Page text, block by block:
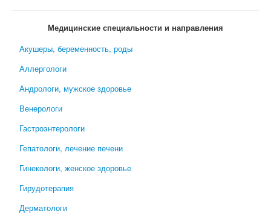
Медицинские специальности и направления
Акушеры, беременность, роды
Аллергологи
Андрологи, мужское здоровье
Венерологи
Гастроэнтерологи
Гепатологи, лечение печени
Гинекологи, женское здоровье
Гирудотерапия
Дерматологи